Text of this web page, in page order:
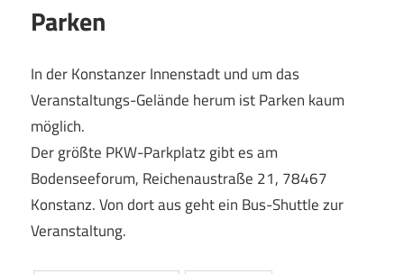
Parken
In der Konstanzer Innenstadt und um das
Veranstaltungs-Gelände herum ist Parken kaum
möglich.
Der größte PKW-Parkplatz gibt es am
Bodenseeforum, Reichenaustraße 21, 78467
Konstanz. Von dort aus geht ein Bus-Shuttle zur
Veranstaltung.